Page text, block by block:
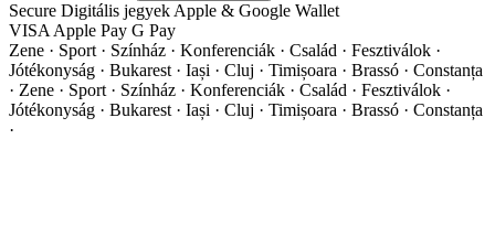
Secure Digitális jegyek Apple & Google Wallet
VISA Apple Pay G Pay
Zene · Sport · Színház · Konferenciák · Család · Fesztiválok ·
Jótékonyság · Bukarest · Iași · Cluj · Timișoara · Brassó · Constanța
· Zene · Sport · Színház · Konferenciák · Család · Fesztiválok ·
Jótékonyság · Bukarest · Iași · Cluj · Timișoara · Brassó · Constanța
·